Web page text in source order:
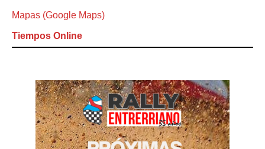
Mapas (Google Maps)
Tiempos Online